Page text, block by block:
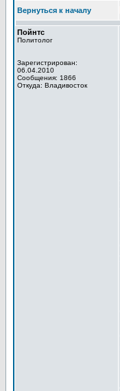
Вернуться к началу
Пойнтс
Политолог
Зарегистрирован:
06.04.2010
Сообщения: 1866
Откуда: Владивосток